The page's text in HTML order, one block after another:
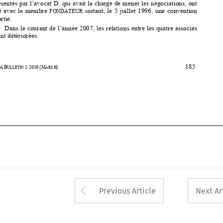
     

  
 

34ASABULLETIN 1/2016
Dans le courant de l’année 2007, les relations entre les quatre associés
se sont détériorées.
Arrow button used
Previous Article Next